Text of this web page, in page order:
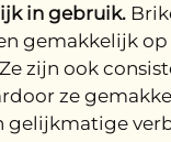
in gebruik.
gemakkelijk op
zijn ook
ze
gelijkmatige